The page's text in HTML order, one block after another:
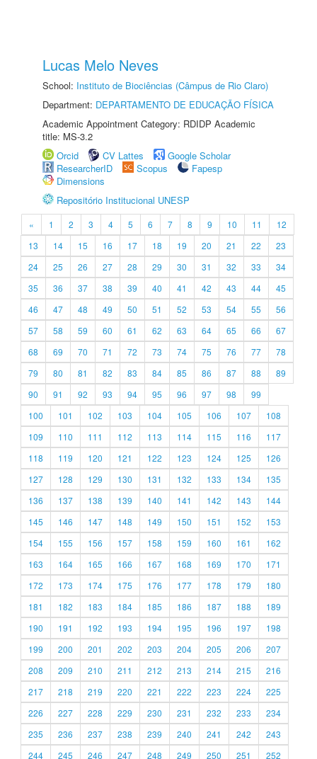
Lucas Melo Neves
School: Instituto de Biociências (Câmpus de Rio Claro)
Department: DEPARTAMENTO DE EDUCAÇÃO FÍSICA
Academic Appointment Category: RDIDP Academic
title: MS-3.2
Orcid
CV Lattes
Google Scholar
ResearcherID
Scopus
Fapesp
Dimensions
Repositório Institucional UNESP
« 1 2 3 4 5 6 7 8 9 10 11
12
13
14 15 16 17 18 19 20 21 22
23
24
25 26 27 28 29 30 31 32 33
34
35
36 37 38 39 40 41 42 43 44
45
46
47 48 49 50 51 52 53 54 55
56
57
58 59 60 61 62 63 64 65 66
67
68
69 70 71 72 73 74 75 76 77
78
79
80 81 82 83 84 85 86 87 88
89
90
91 92 93 94 95 96 97 98
99
100
101 102 103 104 105 106 107
108
109
110 111 112 113 114 115 116
117
118
119 120 121 122 123 124 125
126
127
128 129 130 131 132 133 134
135
136
137 138 139 140 141 142 143
144
145
146 147 148 149 150 151 152
153
154
155 156 157 158 159 160 161
162
163
164 165 166 167 168 169 170
171
172
173 174 175 176 177 178 179
180
181
182 183 184 185 186 187 188
189
190
191 192 193 194 195 196 197
198
199
200 201 202 203 204 205 206
207
208
209 210 211 212 213 214 215
216
217
218 219 220 221 222 223 224
225
226
227 228 229 230 231 232 233
234
235
236 237 238 239 240 241 242
243
244
245 246 247 248 249 250 251 252